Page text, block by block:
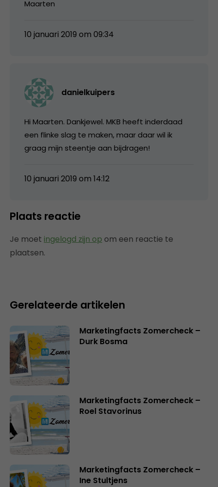
Maarten
10 januari 2019 om 09:34
danielkuipers
Hi Maarten. Dankjewel. MKB heeft inderdaad
een flinke slag te maken, maar daar wil ik
graag mijn steentje aan bijdragen!
10 januari 2019 om 14:12
Plaats reactie
Je moet ingelogd zijn op om een reactie te
plaatsen.
Gerelateerde artikelen
Marketingfacts Zomercheck –
Durk Bosma
Marketingfacts Zomercheck –
Roel Stavorinus
Marketingfacts Zomercheck –
Ine Stultjens